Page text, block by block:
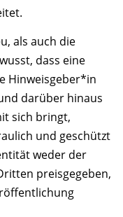
als auch die
dass eine
Hinweisgeber*in
darüber hinaus
sich bringt,
und geschützt
weder der
preisgegeben,